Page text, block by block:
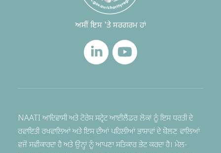
ਅਸੀਂ ਇਸ 'ਤੇ ਸਰਗਰਮ ਹਾਂ
NAATI ਆਦਿਵਾਸੀ ਅਤੇ ਟੋਰੇਸ ਸਟ੍ਰੇਟ ਆਈਲੈਂਡਰ ਲੋਕਾਂ ਨੂੰ ਇਸ ਧਰਤੀ ਦੇ
ਰਵਾਇਤੀ ਰਖਵਾਲਿਆਂ ਅਤੇ ਇਸ ਦੀਆਂ ਪਹਿਲੀਆਂ ਭਾਸ਼ਾਵਾਂ ਦੇ ਬੋਲਣ ਵਾਲਿਆਂ
ਵਜੋਂ ਸਵੀਕਾਰਦਾ ਹੈ ਅਤੇ ਉਨ੍ਹਾਂ ਨੂੰ ਆਪਣਾ ਸਤਿਕਾਰ ਭੇਟ ਕਰਦਾ ਹੈ। ਮੇਲ-